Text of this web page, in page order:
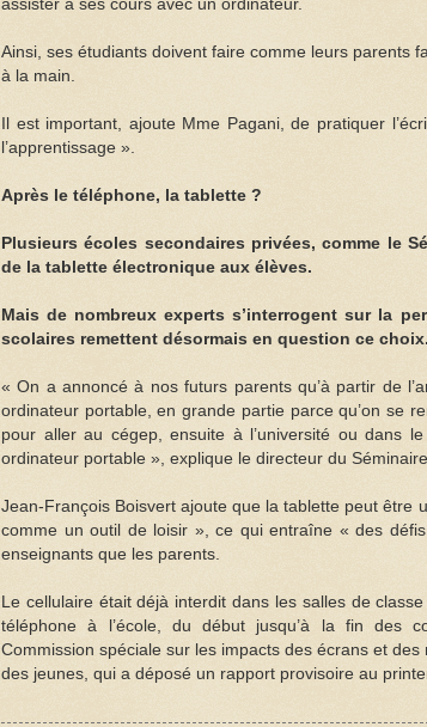
assister à ses cours avec un ordinateur.
Ainsi, ses étudiants doivent faire comme leurs parents
à la main.
Il est important, ajoute Mme Pagani, de pratiquer
l’apprentissage ».
Après le téléphone, la tablette ?
Plusieurs écoles secondaires privées, comme le
de la tablette électronique aux élèves.
Mais de nombreux experts s’interrogent sur la
scolaires remettent désormais en question ce choix.
« On a annoncé à nos futurs parents qu’à partir de
ordinateur portable, en grande partie parce qu’on se
pour aller au cégep, ensuite à l’université ou dans
ordinateur portable », explique le directeur du
Jean-François Boisvert ajoute que la tablette peut être
comme un outil de loisir », ce qui entraîne « des
enseignants que les parents.
Le cellulaire était déjà interdit dans les salles de
téléphone à l’école, du début jusqu’à la fin des
Commission spéciale sur les impacts des écrans et
des jeunes, qui a déposé un rapport provisoire au